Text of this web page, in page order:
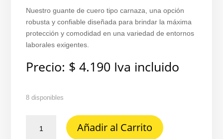
Nuestro guante de cuero tipo carnaza, una opción
robusta y confiable diseñada para brindar la máxima
protección y comodidad en una variedad de entornos
laborales exigentes.
Precio: $ 4.190 Iva incluido
8 disponibles
Añadir al Carrito